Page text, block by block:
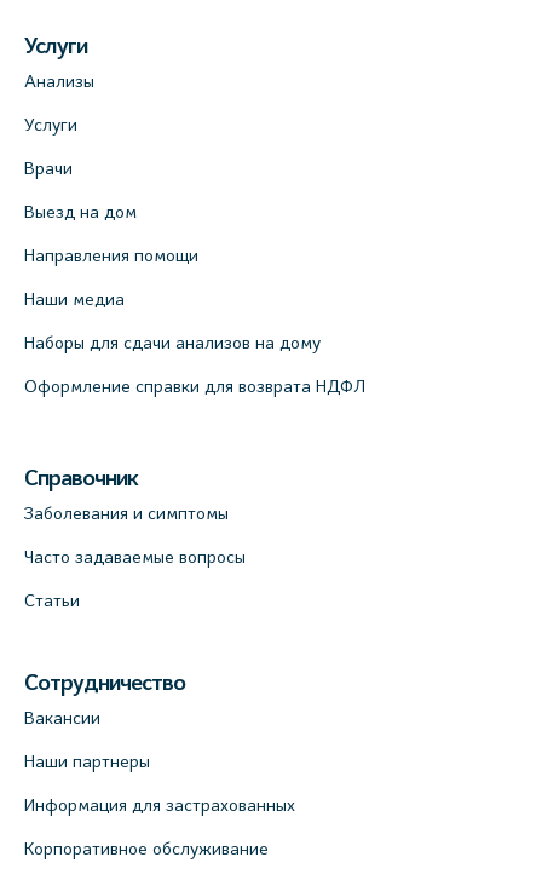
Услуги
Анализы
Услуги
Врачи
Выезд на дом
Направления помощи
Наши медиа
Наборы для сдачи анализов на дому
Оформление справки для возврата НДФЛ
Справочник
Заболевания и симптомы
Часто задаваемые вопросы
Статьи
Сотрудничество
Вакансии
Наши партнеры
Информация для застрахованных
Корпоративное обслуживание